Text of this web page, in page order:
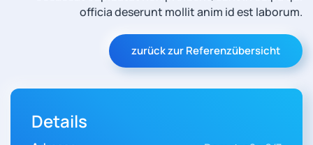
officia deserunt mollit anim id est laborum.
zurück zur Referenzübersicht
Details